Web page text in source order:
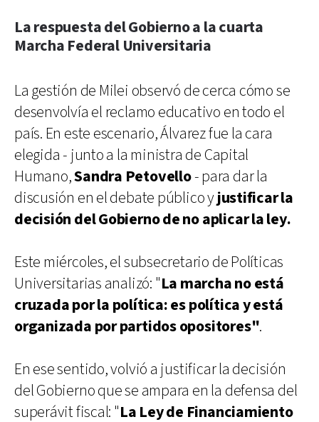
La respuesta del Gobierno a la cuarta
Marcha Federal Universitaria
La gestión de Milei observó de cerca cómo se
desenvolvía el reclamo educativo en todo el
país. En este escenario, Álvarez fue la cara
elegida - junto a la ministra de Capital
Humano,Sandra Petovello- para dar la
discusión en el debate público yjustificar la
decisión del Gobierno de no aplicar la ley.
Este miércoles, el subsecretario de Políticas
Universitarias analizó: "La marcha no está
cruzada por la política: es política y está
organizada por partidos opositores".
En ese sentido, volvió a justificar la decisión
del Gobierno que se ampara en la defensa del
superávit fiscal: "La Ley de Financiamiento